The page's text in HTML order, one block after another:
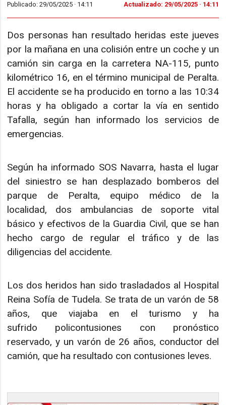
Publicado: 29/05/2025 · 14:11 Actualizado: 29/05/2025 · 14:11
Dos personas han resultado heridas este jueves
por la mañana en una colisión entre un coche y un
camión sin carga en la carretera NA-115, punto
kilométrico 16, en el término municipal de Peralta.
El accidente se ha producido en torno a las 10:34
horas y ha obligado a cortar la vía en sentido
Tafalla, según han informado los servicios de
emergencias.
Según ha informado SOS Navarra, hasta el lugar
del siniestro se han desplazado bomberos del
parque de Peralta, equipo médico de la
localidad, dos ambulancias de soporte vital
básico y efectivos de la Guardia Civil, que se han
hecho cargo de regular el tráfico y de las
diligencias del accidente.
Los dos heridos han sido trasladados al Hospital
Reina Sofía de Tudela. Se trata de un varón de 58
años, que viajaba en el turismo y ha
sufrido policontusiones con pronóstico
reservado, y un varón de 26 años, conductor del
camión, que ha resultado con contusiones leves.